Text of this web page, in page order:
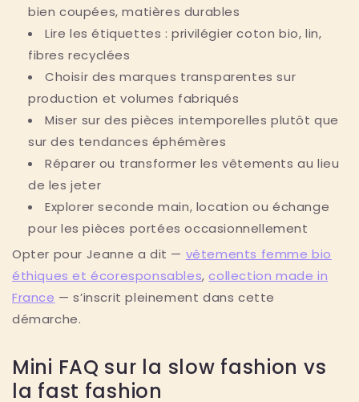
bien coupées, matières durables
Lire les étiquettes : privilégier coton bio, lin,
fibres recyclées
Choisir des marques transparentes sur
production et volumes fabriqués
Miser sur des pièces intemporelles plutôt que
sur des tendances éphémères
Réparer ou transformer les vêtements au lieu
de les jeter
Explorer seconde main, location ou échange
pour les pièces portées occasionnellement
Opter pour Jeanne a dit — vêtements femme bio
éthiques et écoresponsables,collection made in
France — s’inscrit pleinement dans cette
démarche.
Mini FAQ sur la slow fashion vs
la fast fashion